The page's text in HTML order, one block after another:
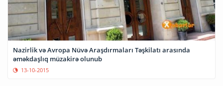
Nazirlik və Avropa Nüvə Araşdırmaları Təşkilatı arasında
əməkdaşlıq müzakirə olunub
13-10-2015